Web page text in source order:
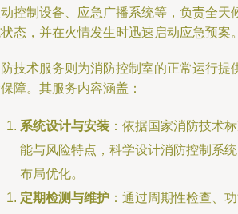
控制设备、应急广播系统等，负责全天
态，并在火情发生时迅速启动应急预案。
技术服务则为消防控制室的正常运行提
障。其服务内容涵盖：
系统设计与安装 ：依据国家消防技术
能与风险特点，科学设计消防控制系
布局优化。
定期检测与维护 ：通过周期性检查、